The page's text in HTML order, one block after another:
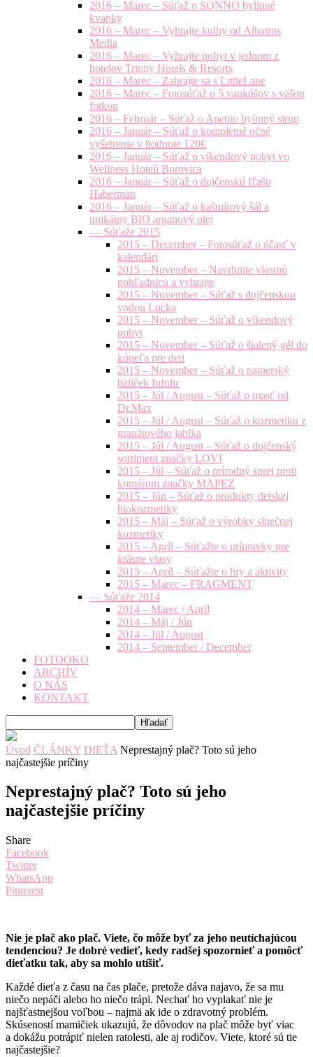
2016 – Marec – Súťaž o SONNO bylinné
kvapky
2016 – Marec – Vyhrajte knihy od Albatros
Media
2016 – Marec – Vyhrajte pobyt v jednom z
hotelov Trinity Hotels & Resorts
2016 – Marec – Zahrajte sa s LittleLane
2016 – Marec – Fotosúťaž o 5 vankúšov s vašou
fotkou
2016 – Február – Súťaž o Apetito bylinný sirup
2016 – Január – Súťaž o kompletné očné
vyšetrenie v hodnote 120€
2016 – Január – Súťaž o víkendový pobyt vo
Wellness Hoteli Borovica
2016 – Január – Súťaž o dojčenskú fľašu
Haberman
2016 – Január – Súťaž o kašmírový šál a
unikátny BIO arganový olej
— Súťaže 2015
2015 – December – Fotosúťaž o účasť v
kalendári
2015 – November – Navrhnite vlastnú
pohľadnicu a vyhrajte
2015 – November – Súťaž s dojčenskou
vodou Lucka
2015 – November – Súťaž o víkendový
pobyt
2015 – November – Súťaž o šialený gél do
kúpeľa pre deti
2015 – November – Súťaž o patnerský
balíček Infolic
2015 – Júl / August – Súťaž o masť od
Dr.Max
2015 – Júl / August – Súťaž o kozmetiku z
granátového jablka
2015 – Júl / August – Súťaž o dojčenský
sortiment značky LOVI
2015 – Júl – Súťaž o prírodný sprej proti
komárom značky MAPEZ
2015 – Jún – Súťaž o produkty detskej
biokozmetiky
2015 – Máj – Súťaž o výrobky slnečnej
kozmetiky
2015 – Apríl – Súťažte o prípravky pre
krásne vlasy
2015 – Apríl – Súťažte o hry a aktivity
2015 – Marec – FRAGMENT
— Súťaže 2014
2014 – Marec / Apríl
2014 – Máj / Jún
2014 – Júl / August
2014 – September / December
FOTOOKO
ARCHÍV
O NÁS
KONTAKT
Úvod ČLÁNKY DIEŤA Neprestajný plač? Toto sú jeho
najčastejšie príčiny
Neprestajný plač? Toto sú jeho
najčastejšie príčiny
Share
Facebook
Twitter
WhatsApp
Pinterest
Nie je plač ako plač. Viete, čo môže byť za jeho neutíchajúcou
tendenciou? Je dobré vedieť, kedy radšej spozornieť a pomôcť
dieťatku tak, aby sa mohlo utíšiť.
Každé dieťa z času na čas plače, pretože dáva najavo, že sa mu
niečo nepáči alebo ho niečo trápi. Nechať ho vyplakať nie je
najšťastnejšou voľbou – najmä ak ide o zdravotný problém.
Skúseností mamičiek ukazujú, že dôvodov na plač môže byť viac
a dokážu potrápiť nielen ratolesti, ale aj rodičov. Viete, ktoré sú tie
najčastejšie?